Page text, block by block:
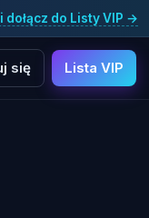
dołącz do Listy VIP →
się Lista VIP